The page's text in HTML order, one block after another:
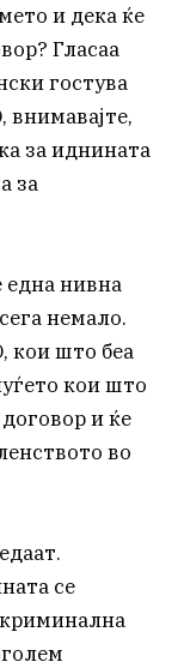
и дека ќе
Гласаа
гостува
за иднината
за
една нивна
немало.
кои што беа
кои што
и ќе
во
се